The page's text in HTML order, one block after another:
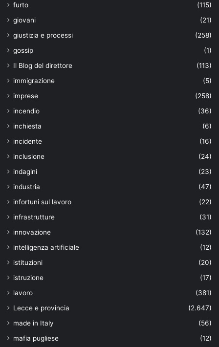
furto
(115)
giovani
(21)
giustizia e processi
(258)
gossip
(1)
Il Blog del direttore
(113)
immigrazione
(5)
imprese
(258)
incendio
(36)
inchiesta
(6)
incidente
(16)
inclusione
(24)
indagini
(23)
industria
(47)
infortuni sul lavoro
(22)
infrastrutture
(31)
innovazione
(132)
intelligenza artificiale
(12)
istituzioni
(20)
istruzione
(17)
lavoro
(381)
Lecce e provincia
(2.647)
made in Italy
(56)
mafia pugliese
(12)